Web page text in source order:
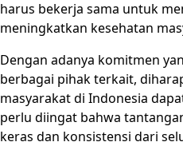
harus bekerja sama untuk
meningkatkan kesehatan
Dengan adanya komitmen
berbagai pihak terkait,
masyarakat di Indonesia
perlu diingat bahwa
keras dan konsistensi dari